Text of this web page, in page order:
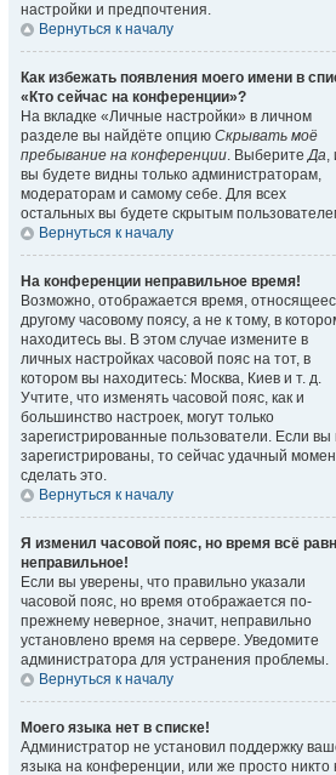
настройки и предпочтения.
Вернуться к началу
Как избежать появления моего имени в
«Кто сейчас на конференции»?
На вкладке «Личные настройки» в личном
разделе вы найдёте опцию Скрывать моё
пребывание на конференции. ВыберитеДа,
вы будете видны только администраторам,
модераторам и самому себе. Для всех
остальных вы будете скрытым
Вернуться к началу
На конференции неправильное время!
Возможно, отображается время,
другому часовому поясу, а не к тому, в
находитесь вы. В этом случае измените в
личных настройках часовой пояс на тот, в
котором вы находитесь: Москва, Киев и т. д.
Учтите, что изменять часовой пояс, как и
большинство настроек, могут только
зарегистрированные пользователи. Если вы
зарегистрированы, то сейчас удачный
сделать это.
Вернуться к началу
Я изменил часовой пояс, но время всё
неправильное!
Если вы уверены, что правильно указали
часовой пояс, но время отображается по-
прежнему неверное, значит, неправильно
установлено время на сервере. Уведомите
администратора для устранения проблемы.
Вернуться к началу
Моего языка нет в списке!
Администратор не установил поддержку
языка на конференции, или же просто никто